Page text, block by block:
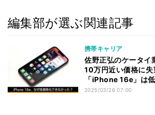
編集部が選ぶ関連記事
携帯キャリア
佐野正弘のケータイ
10万円近い価格に
「iPhone 16e」は
たのか
2025/03/26 07:00